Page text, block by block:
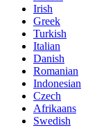
Irish
Greek
Turkish
Italian
Danish
Romanian
Indonesian
Czech
Afrikaans
Swedish